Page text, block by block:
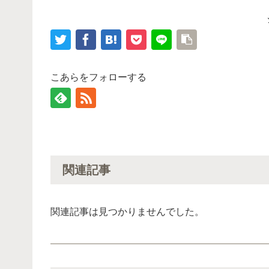
こあらをフォローする
関連記事
関連記事は見つかりませんでした。